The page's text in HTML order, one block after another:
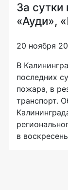
За сутки
«Ауди»,
20 ноября
В
последних
пожара, в
транспорт.
в